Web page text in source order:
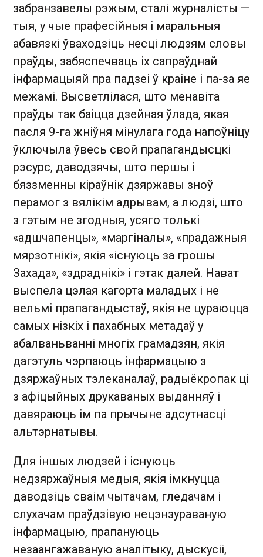
забранзавелы рэжым, сталі журналісты —
тыя, у чые прафесійныя і маральныя
абавязкі ўваходзіць несці людзям словы
праўды, забяспечваць іх сапраўднай
інфармацыяй пра падзеі ў краіне і па-за яе
межамі. Высветлілася, што менавіта
праўды так баіцца дзейная ўлада, якая
пасля 9-га жніўня мінулага года напоўніцу
ўключыла ўвесь свой прапагандысцкі
рэсурс, даводзячы, што першы і
бяззменны кіраўнік дзяржавы зноў
перамог з вялікім адрывам, а людзі, што
з гэтым не згодныя, усяго толькі
«адшчапенцы», «маргіналы», «прадажныя
мярзотнікі», якія «існуюць за грошы
Захада», «здраднікі» і гэтак далей. Нават
выспела цэлая кагорта маладых і не
вельмі прапагандыстаў, якія не цураюцца
самых нізкіх і пахабных метадаў у
абалваньванні многіх грамадзян, якія
дагэтуль чэрпаюць інфармацыю з
дзяржаўных тэлеканалаў, радыёкропак ці
з афіцыйных друкаваных выданняў і
давяраюць ім па прычыне адсутнасці
альтэрнатывы.
Для іншых людзей і існуюць
недзяржаўныя медыя, якія імкнуцца
даводзіць сваім чытачам, гледачам і
слухачам праўдзівую нецэнзураваную
інфармацыю, прапануюць
незаангажаваную аналітыку, дыскусіі,